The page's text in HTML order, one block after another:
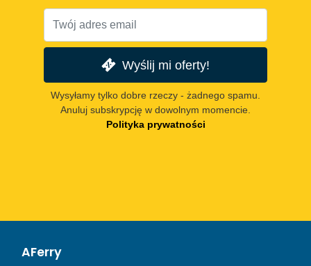
Wyślij mi oferty!
Wysyłamy tylko dobre rzeczy - żadnego spamu.
Anuluj subskrypcję w dowolnym momencie.
Polityka prywatności
AFerry